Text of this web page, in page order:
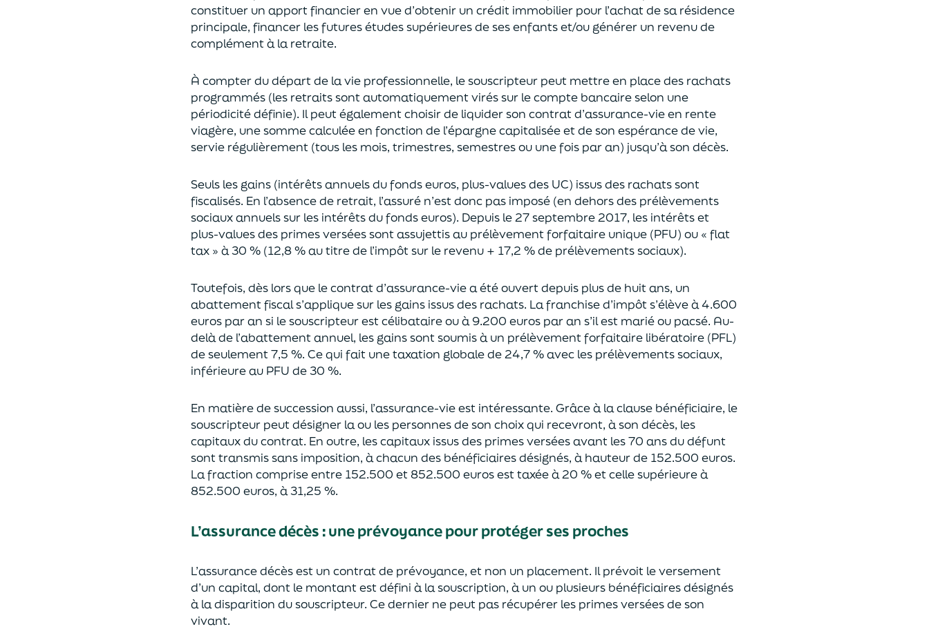
constituer un apport financier en vued’obtenir un crédit immobilier pour l’achat desa résidence
principale, financer les futures études supérieures de ses enfantset/ou générer un revenu de
complément à la retraite.
À compter du départ de la vie professionnelle, le souscripteur peut mettre en place des rachats
programmés (les retraits sont automatiquement virés sur le compte bancaireselon une
périodicité définie). Il peut également choisirde liquider son contrat d’assurance-vie en rente
viagère, une somme calculée en fonction de l’épargne capitalisée et deson espérance de vie,
servie régulièrement (tous les mois, trimestres, semestres ou une fois par an) jusqu’à son décès.
Seuls les gains (intérêts annuels du fonds euros, plus-values des UC) issus des rachats sont
fiscalisés. En l’absence de retrait, l’assuré n’est donc pas imposé (en dehors des prélèvements
sociaux annuels sur les intérêts du fonds euros). Depuis le 27 septembre 2017, les intérêts et
plus-values des primes verséessont assujettis au prélèvement forfaitaire unique (PFU) ou « flat
tax » à 30 % (12,8 % au titre de l’impôt sur le revenu + 17,2 % de prélèvements sociaux).
Toutefois, dès lors que le contrat d’assurance-vie a été ouvert depuis plus de huit ans, un
abattement fiscal s’applique sur les gains issus des rachats. La franchise d’impôts’élève à 4.600
euros par an si le souscripteurest célibataire ou à 9.200 euros par an s’il est marié ou pacsé. Au-
delàde l’abattement annuel, les gains sont soumis à un prélèvement forfaitaire libératoire (PFL)
de seulement 7,5 %. Ce qui fait une taxation globale de24,7 % avec les prélèvements sociaux,
inférieure au PFU de 30 %.
En matière de succession aussi, l’assurance-vie est intéressante. Grâce à la clause bénéficiaire, le
souscripteur peut désigner la ou les personnes de son choix qui recevront, à son décès, les
capitaux du contrat. En outre, les capitaux issus des primes versées avant les 70 ans du défunt
sont transmis sans imposition, à chacun des bénéficiaires désignés, à hauteur de 152.500 euros.
La fraction comprise entre 152.500 et 852.500 eurosest taxée à 20 % et celle supérieure à
852.500 euros, à 31,25 %.
L’assurance décès :une prévoyancepour protéger ses proches
L’assurance décès est un contrat de prévoyance, et non un placement. Il prévoit le versement
d’un capital, dont le montant est défini à la souscription, à un ou plusieurs bénéficiaires désignés
à la disparition du souscripteur. Ce dernier ne peut pas récupérer les primes versées de son
vivant.